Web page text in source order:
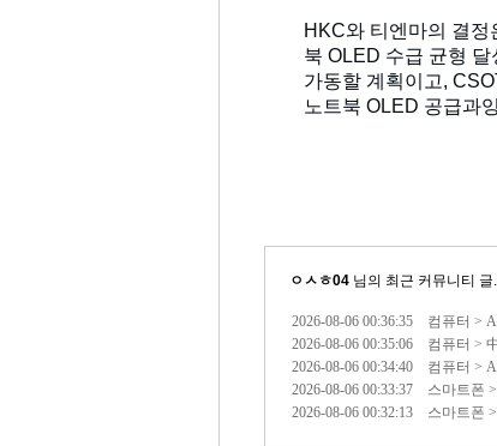
HKC와 티엔마의 결
북 OLED 수급 균형
가동할 계획이고,
노트북 OLED 공급과
ㅇㅅㅎ04님의 최근 커뮤니티 글.
2026-08-06 00:36:35 컴퓨터 >
2026-08-06 00:35:06 컴퓨터 >
2026-08-06 00:34:40 컴퓨터 >
2026-08-06 00:33:37 스마트폰
2026-08-06 00:32:13 스마트폰